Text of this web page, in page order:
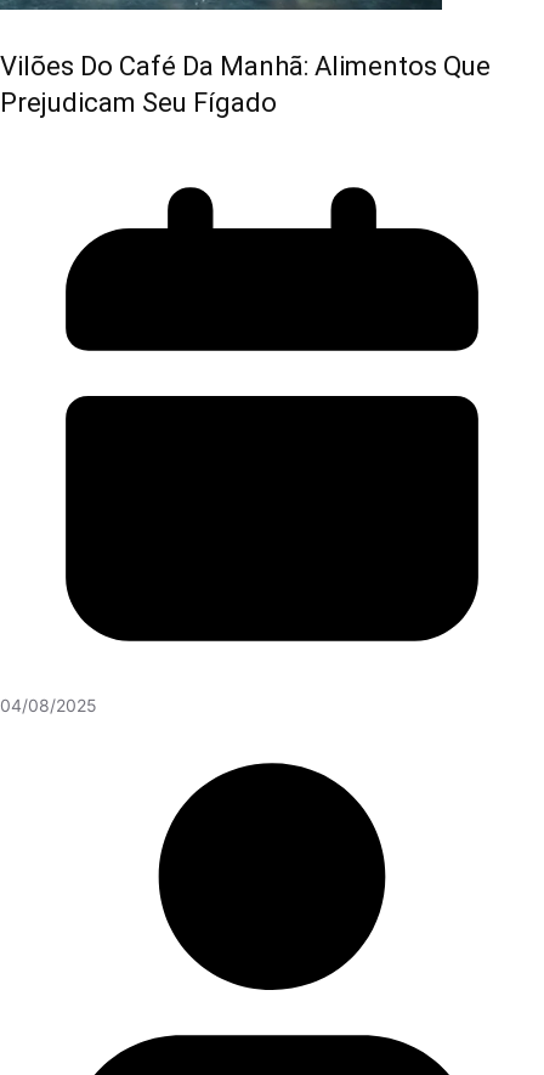
Vilões Do Café Da Manhã: Alimentos Que
Prejudicam Seu Fígado
04/08/2025